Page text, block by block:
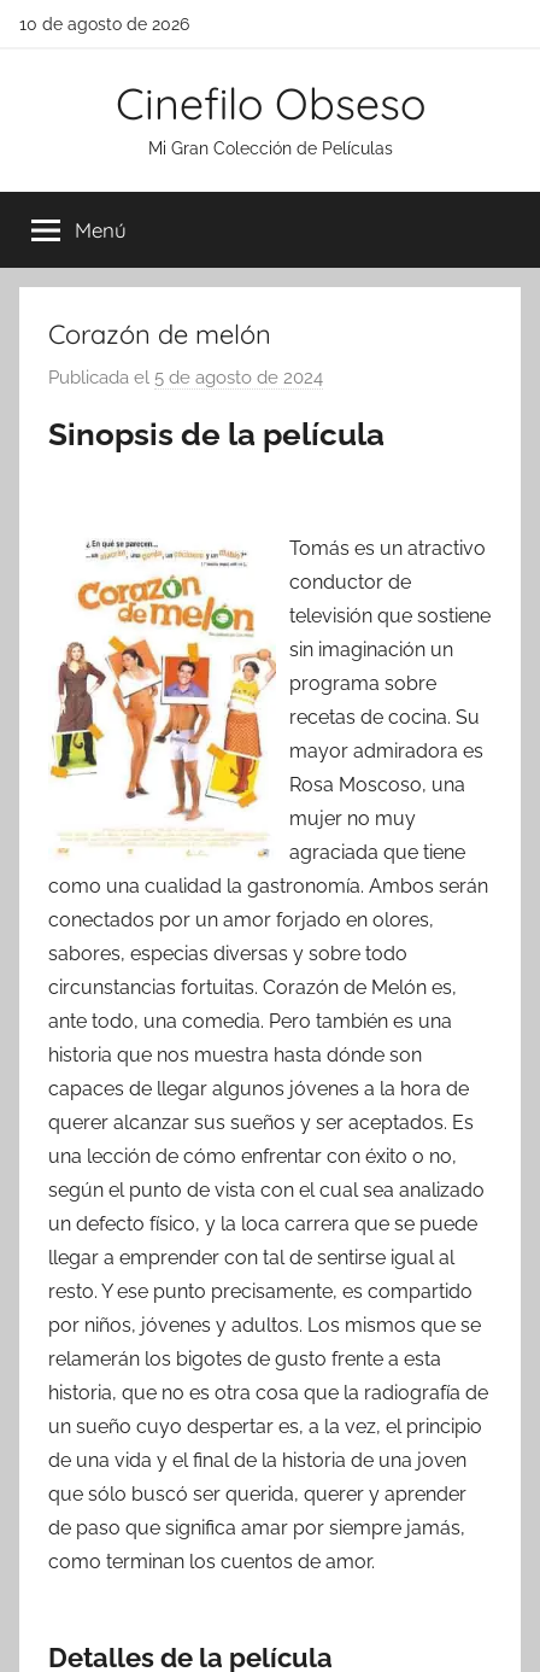
Saltar
10 de agosto de 2026
Cinefilo Obseso
Mi Gran Colección de Películas
Menú
Corazón de melón
Publicada el 5 de agosto de 2024
r
Sinopsis de la película
Tomás es un atractivo
conductor de
televisión que sostiene
sin imaginación un
programa sobre
recetas de cocina. Su
mayor admiradora es
Rosa Moscoso, una
mujer no muy
agraciada que tiene
como una cualidad la gastronomía. Ambos serán
conectados por un amor forjado en olores,
sabores, especias diversas y sobre todo
circunstancias fortuitas. Corazón de Melón es,
ante todo, una comedia. Pero también es una
historia que nos muestra hasta dónde son
capaces de llegar algunos jóvenes a la hora de
querer alcanzar sus sueños y ser aceptados. Es
una lección de cómo enfrentar con éxito o no,
según el punto de vista con el cual sea analizado
un defecto físico, y la loca carrera que se puede
llegar a emprender con tal de sentirse igual al
resto. Y ese punto precisamente, es compartido
por niños, jóvenes y adultos. Los mismos que se
relamerán los bigotes de gusto frente a esta
historia, que no es otra cosa que la radiografía de
un sueño cuyo despertar es, a la vez, el principio
de una vida y el final de la historia de una joven
que sólo buscó ser querida, querer y aprender
de paso que significa amar por siempre jamás,
como terminan los cuentos de amor.
Detalles de la película